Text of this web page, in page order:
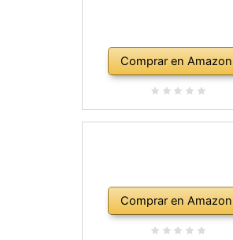
Comprar en Amazon
Comprar en Amazon